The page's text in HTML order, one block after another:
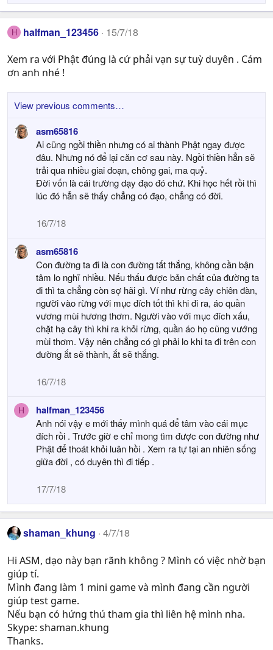
H halfman_123456 15/7/18
Xem ra với Phật đúng là cứ phải vạn sự tuỳ duyên . Cám
ơn anh nhé !
View previous comments…
asm65816
Ai cũng ngồi thiền nhưng có ai thành Phật ngay được
đâu. Nhưng nó để lại căn cơ sau này. Ngồi thiền hẳn sẽ
trải qua nhiều giai đoạn, chông gai, ma quỷ.
Đời vốn là cái trường dạy đạo đó chứ. Khi học hết rồi thì
lúc đó hẳn sẽ thấy chẳng có đạo, chẳng có đời.
16/7/18
asm65816
Con đường ta đi là con đường tất thắng, không cần bận
tâm lo nghĩ nhiều. Nếu thấu được bản chất của đường ta
đi thì ta chẳng còn sợ hãi gì. Ví như rừng cây chiên đàn,
người vào rừng với mục đích tốt thì khi đi ra, áo quần
vương mùi hương thơm. Người vào với mục đích xấu,
chặt hạ cây thì khi ra khỏi rừng, quần áo họ cũng vướng
mùi thơm. Vậy nên chẳng có gì phải lo khi ta đi trên con
đường ắt sẽ thành, ắt sẽ thắng.
16/7/18
H halfman_123456
Anh nói vậy e mới thấy mình quá để tâm vào cái mục
đích rồi . Trước giờ e chỉ mong tìm được con đường như
Phật để thoát khỏi luân hồi . Xem ra tự tại an nhiên sống
giữa đời , có duyên thì đi tiếp .
17/7/18
shaman_khung 4/7/18
Hi ASM, dạo này bạn rãnh không ? Mình có việc nhờ bạn
giúp tí.
Mình đang làm 1 mini game và mình đang cần người
giúp test game.
Nếu bạn có hứng thú tham gia thì liên hệ mình nha.
Skype: shaman.khung
Thanks.